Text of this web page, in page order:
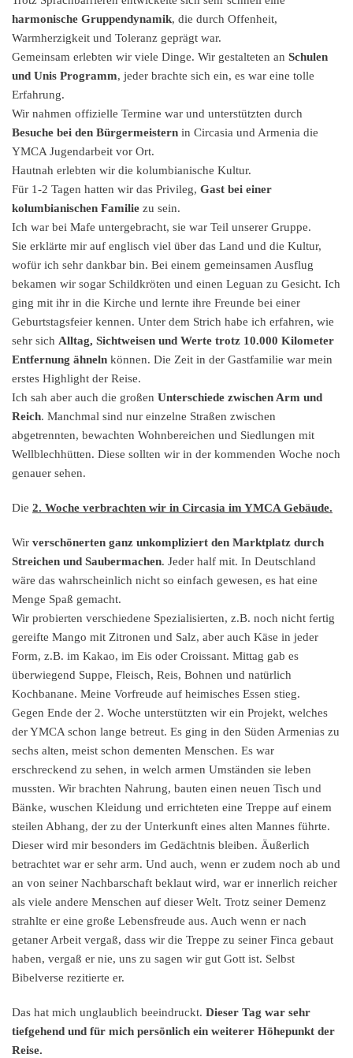
harmonische Gruppendynamik, die durch Offenheit,
Warmherzigkeit und Toleranz geprägt war.
Gemeinsam erlebten wir viele Dinge. Wir gestalteten an Schulen
und Unis Programm, jeder brachte sich ein, es war eine tolle
Erfahrung.
Wir nahmen offizielle Termine war und unterstützten durch
Besuche bei den Bürgermeistern in Circasia und Armenia die
YMCA Jugendarbeit vor Ort.
Hautnah erlebten wir die kolumbianische Kultur.
Für 1-2 Tagen hatten wir das Privileg, Gast bei einer
kolumbianischen Familie zu sein.
Ich war bei Mafe untergebracht, sie war Teil unserer Gruppe.
Sie erklärte mir auf englisch viel über das Land und die Kultur,
wofür ich sehr dankbar bin. Bei einem gemeinsamen Ausflug
bekamen wir sogar Schildkröten und einen Leguan zu Gesicht. Ich
ging mit ihr in die Kirche und lernte ihre Freunde bei einer
Geburtstagsfeier kennen. Unter dem Strich habe ich erfahren, wie
sehr sich Alltag, Sichtweisen und Werte trotz 10.000 Kilometer
Entfernung ähneln können. Die Zeit in der Gastfamilie war mein
erstes Highlight der Reise.
Ich sah aber auch die großen Unterschiede zwischen Arm und
Reich. Manchmal sind nur einzelne Straßen zwischen
abgetrennten, bewachten Wohnbereichen und Siedlungen mit
Wellblechhütten. Diese sollten wir in der kommenden Woche noch
genauer sehen.
Die 2. Woche verbrachten wir in Circasia im YMCA Gebäude.
Wir verschönerten ganz unkompliziert den Marktplatz durch
Streichen und Saubermachen. Jeder half mit. In Deutschland
wäre das wahrscheinlich nicht so einfach gewesen, es hat eine
Menge Spaß gemacht.
Wir probierten verschiedene Spezialisierten, z.B. noch nicht fertig
gereifte Mango mit Zitronen und Salz, aber auch Käse in jeder
Form, z.B. im Kakao, im Eis oder Croissant. Mittag gab es
überwiegend Suppe, Fleisch, Reis, Bohnen und natürlich
Kochbanane. Meine Vorfreude auf heimisches Essen stieg.
Gegen Ende der 2. Woche unterstützten wir ein Projekt, welches
der YMCA schon lange betreut. Es ging in den Süden Armenias zu
sechs alten, meist schon dementen Menschen. Es war
erschreckend zu sehen, in welch armen Umständen sie leben
mussten. Wir brachten Nahrung, bauten einen neuen Tisch und
Bänke, wuschen Kleidung und errichteten eine Treppe auf einem
steilen Abhang, der zu der Unterkunft eines alten Mannes führte.
Dieser wird mir besonders im Gedächtnis bleiben. Äußerlich
betrachtet war er sehr arm. Und auch, wenn er zudem noch ab und
an von seiner Nachbarschaft beklaut wird, war er innerlich reicher
als viele andere Menschen auf dieser Welt. Trotz seiner Demenz
strahlte er eine große Lebensfreude aus. Auch wenn er nach
getaner Arbeit vergaß, dass wir die Treppe zu seiner Finca gebaut
haben, vergaß er nie, uns zu sagen wir gut Gott ist. Selbst
Bibelverse rezitierte er.
Das hat mich unglaublich beeindruckt. Dieser Tag war sehr
tiefgehend und für mich persönlich ein weiterer Höhepunkt der
Reise.